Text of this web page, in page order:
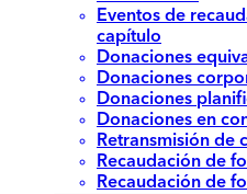
Eventos de
capítulo
Donaciones
Donaciones
Donaciones
Donaciones en
Retransmisión de
Recaudación de
Recaudación de